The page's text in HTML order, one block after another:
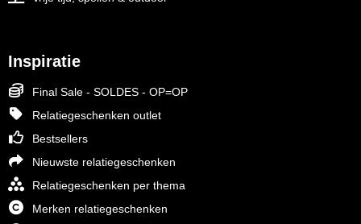
Inspiratie
Final Sale - SOLDES - OP=OP
Relatiegeschenken outlet
Bestsellers
Nieuwste relatiegeschenken
Relatiegeschenken per thema
Merken relatiegeschenken